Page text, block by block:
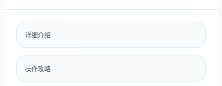
详细介绍
操作攻略